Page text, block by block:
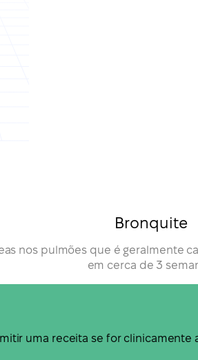
Bronquite
nos pulmões que é geralmente
em cerca de 3
uma receita se for clinicamente